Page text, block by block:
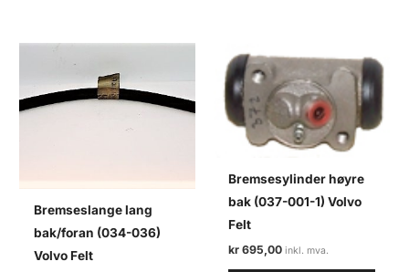
Bremseslange lang
bak/foran (034-036)
Volvo Felt
Bremsesylinder høyre
bak (037-001-1) Volvo
Felt
kr 695,00